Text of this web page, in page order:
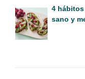
4
sano y